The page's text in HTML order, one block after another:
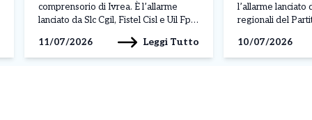
comprensorio di Ivrea. È l’allarme
lanciato da Slc Cgil, Fistel Cisl e Uil Fpl
call center piemontesi, un settore che
occupa circa 4mila addetti in regione su
11/07/2026 Leggi Tutto
l’allarme lanciato
regionali del
Gianna
riunione della III
10/07/2026